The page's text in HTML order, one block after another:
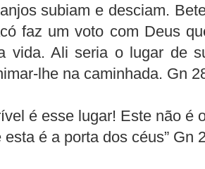
subiam e desciam.
faz um voto com Deus
vida. Ali seria o lugar de
lhe na caminhada. Gn
é esse lugar! Este não é
esta é a porta dos céus” Gn